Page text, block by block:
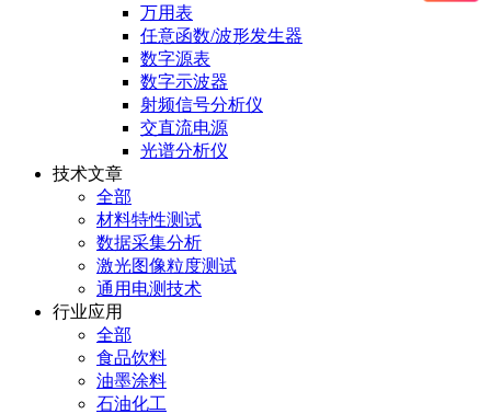
万用表
任意函数/波形发生器
数字源表
数字示波器
射频信号分析仪
交直流电源
光谱分析仪
技术文章
全部
材料特性测试
数据采集分析
激光图像粒度测试
通用电测技术
行业应用
全部
食品饮料
油墨涂料
石油化工